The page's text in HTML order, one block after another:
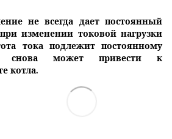
не всегда дает постоянный
изменении токовой нагрузки
тока подлежит постоянному
снова может привести к
котла.